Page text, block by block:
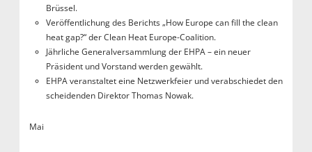
Brüssel.
Veröffentlichung des Berichts „How Europe can fill the clean
heat gap?“ der Clean Heat Europe-Coalition.
Jährliche Generalversammlung der EHPA – ein neuer
Präsident und Vorstand werden gewählt.
EHPA veranstaltet eine Netzwerkfeier und verabschiedet den
scheidenden Direktor Thomas Nowak.
Mai